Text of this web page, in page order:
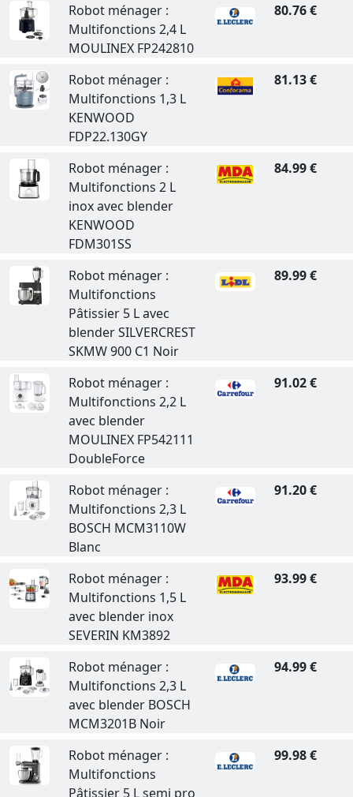
Robot ménager :
Multifonctions 2,4 L
MOULINEX FP242810
80.76 €
Robot ménager :
Multifonctions 1,3 L
KENWOOD
FDP22.130GY
81.13 €
Robot ménager :
Multifonctions 2 L
inox avec blender
KENWOOD
FDM301SS
84.99 €
Robot ménager :
Multifonctions
Pâtissier 5 L avec
blender SILVERCREST
SKMW 900 C1 Noir
89.99 €
Robot ménager :
Multifonctions 2,2 L
avec blender
MOULINEX FP542111
DoubleForce
91.02 €
Robot ménager :
Multifonctions 2,3 L
BOSCH MCM3110W
Blanc
91.20 €
Robot ménager :
Multifonctions 1,5 L
avec blender inox
SEVERIN KM3892
93.99 €
Robot ménager :
Multifonctions 2,3 L
avec blender BOSCH
MCM3201B Noir
94.99 €
Robot ménager :
Multifonctions
Pâtissier 5 L semi pro
99.98 €